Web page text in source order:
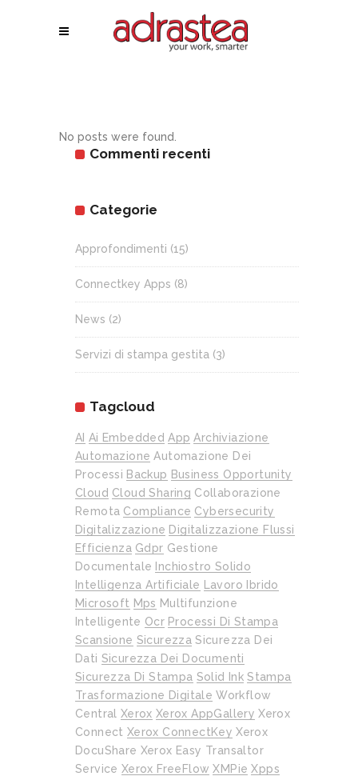
No posts were found.
Commenti recenti
Categorie
Approfondimenti (15)
Connectkey Apps (8)
News (2)
Servizi di stampa gestita (3)
Tagcloud
AI Ai Embedded App Archiviazione
Automazione Automazione Dei
Processi Backup Business Opportunity
Cloud Cloud Sharing Collaborazione
Remota Compliance Cybersecurity
Digitalizzazione Digitalizzazione Flussi
Efficienza Gdpr Gestione
Documentale
Inchiostro Solido
Intelligenza Artificiale
Lavoro Ibrido
Microsoft Mps Multifunzione
Intelligente Ocr Processi Di Stampa
Scansione Sicurezza Sicurezza Dei
Dati Sicurezza Dei Documenti
Sicurezza Di Stampa Solid Ink Stampa
Trasformazione Digitale Workflow
Central
Xerox Xerox AppGallery Xerox
Connect Xerox ConnectKey Xerox
DocuShare Xerox Easy Transaltor
Service Xerox FreeFlow XMPie Xpps